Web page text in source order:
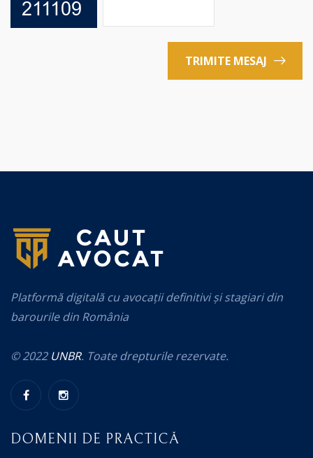
TRIMITE MESAJ
Platformă digitală cu avocații definitivi și stagiari din
barourile din România
© 2022 UNBR. Toate drepturile rezervate.
DOMENII DE PRACTICĂ